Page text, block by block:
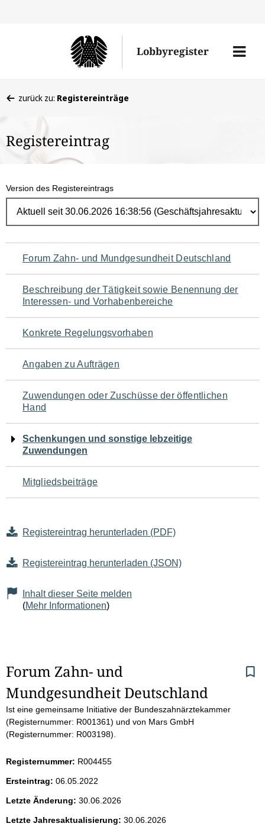
Lobbyregister
Menü
befinden
hier:
zurück zu: Registereinträge
Registereintrag
Version des Registereintrags
Navigation
für
den
Seiteninhalt
Forum Zahn- und Mundgesundheit Deutschland
Beschreibung der Tätigkeit sowie Benennung der
Interessen- und Vorhabenbereiche
Konkrete Regelungsvorhaben
Angaben zu Aufträgen
Zuwendungen oder Zuschüsse der öffentlichen
Hand
Schenkungen und sonstige lebzeitige
Zuwendungen
Mitgliedsbeiträge
Registereintrag herunterladen (PDF)
Registereintrag herunterladen (JSON)
Inhalt dieser Seite melden
(Mehr Informationen)
S
e
i
t
e
n
i
Forum Zahn- und
Mundgesundheit Deutschland
Ist eine gemeinsame Initiative der Bundeszahnärztekammer
(Registernummer: R001361) und von Mars GmbH
(Registernummer: R003198).
Registernummer: R004455
Ersteintrag: 06.05.2022
Letzte Änderung: 30.06.2026
Letzte Jahresaktualisierung: 30.06.2026